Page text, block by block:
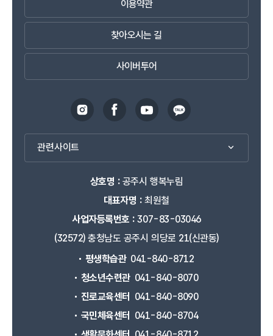
이용약관
찾아오시는 길
사이버투어
관련사이트
상호명 :공주시 행복누림
대표자명 :최원철
사업자등록번호 :307-83-03046
(32572) 충청남도 공주시 의당로 21(신관동)
평생학습관 041-840-8712
청소년수련관 041-840-8070
진로교육센터
041-840-8090
국민체육센터
041-840-8704